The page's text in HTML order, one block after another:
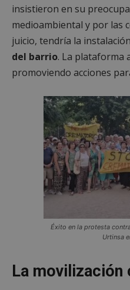
insistieron en su
medioambiental y por las
juicio, tendría la instalación
del barrio. La plataforma
promoviendo acciones
Éxito en la protesta
Urtinsa
La movilización